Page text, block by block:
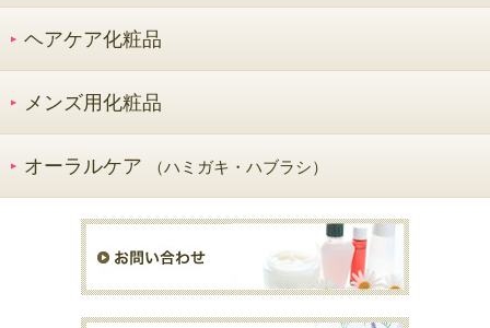
ヘアケア化粧品
メンズ用化粧品
オーラルケア （ハミガキ・ハブラシ）